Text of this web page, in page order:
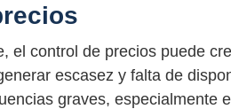
el control de precios puede
escasez y falta de
graves, especialmente